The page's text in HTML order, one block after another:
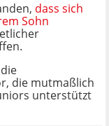
dass sich
Sohn
die mutmaßlich
unterstützt